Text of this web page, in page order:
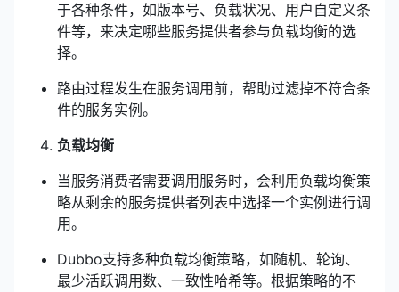
于各种条件，如版本号、负载状况、用户自定义条
件等，来决定哪些服务提供者参与负载均衡的选
择。
路由过程发生在服务调用前，帮助过滤掉不符合条
件的服务实例。
负载均衡
当服务消费者需要调用服务时，会利用负载均衡策
略从剩余的服务提供者列表中选择一个实例进行调
用。
Dubbo支持多种负载均衡策略，如随机、轮询、
最少活跃调用数、一致性哈希等。根据策略的不